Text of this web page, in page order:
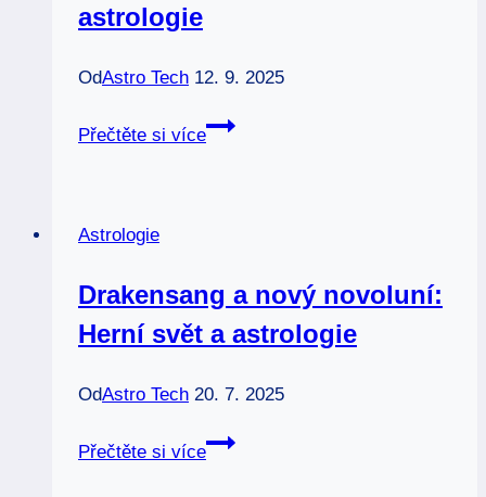
astrologie
OdAstro Tech 12. 9. 2025
Přečtěte si více
Zlepšení
astrologie
Astrologie
Drakensang a nový novoluní:
Herní svět a astrologie
OdAstro Tech 20. 7. 2025
Přečtěte si více
Drakensang